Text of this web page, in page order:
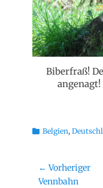
Biberfraß!
angenagt!
Kategorien
Belgien,
← Vorheriger
Vorheriger
Vennbahn